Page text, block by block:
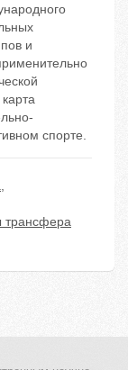
и
спорте.
,
трансфера